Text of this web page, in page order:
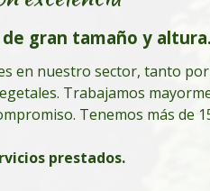
gran tamaño y altura.
en nuestro sector, tanto
Trabajamos
Tenemos más de
prestados.